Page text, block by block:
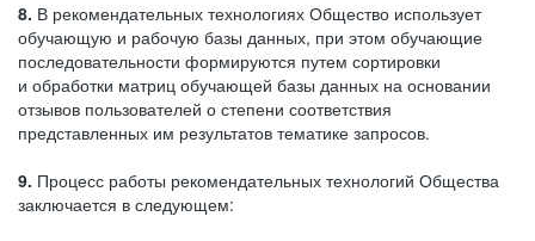
8. В рекомендательных технологиях Общество использует
обучающую и рабочую базы данных, при этом обучающие
последовательности формируются путем сортировки
и обработки матриц обучающей базы данных на основании
отзывов пользователей о степени соответствия
представленных им результатов тематике запросов.
9. Процесс работы рекомендательных технологий Общества
заключается в следующем: